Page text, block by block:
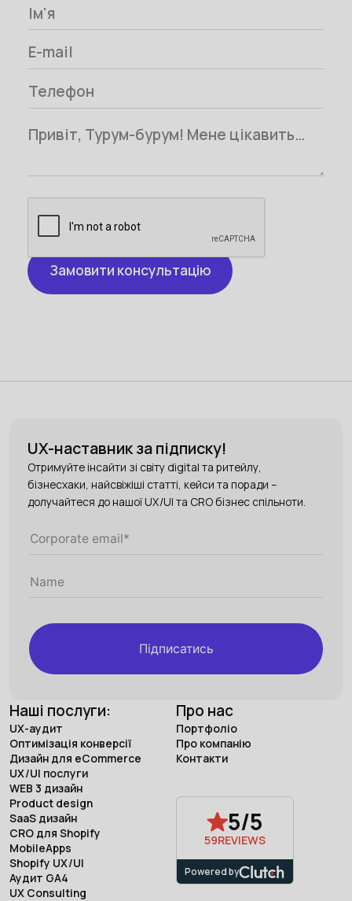
Наші послуги:
UX-аудит
Оптимізація конверсії
Дизайн для eCommerce
UX/UI послуги
WEB 3 дизайн
Product design
SaaS дизайн
CRO для Shopify
MobileApps
Shopify UX/UI
Аудит GA4
UX Consulting
Про нас
Портфоліо
Про компанію
Контакти
5/5
59REVIEWS
Powered by
UX-наставник за підписку!
Отримуйте інсайти зі світу digital та ритейлу,
бізнесхаки, найсвіжіші статті, кейси та поради –
долучайтеся до нашої UX/UI та CRO бізнес спільноти.
Підписатись